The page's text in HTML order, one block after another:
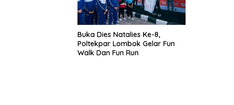
Buka Dies Natalies Ke-8,
Poltekpar Lombok Gelar Fun
Walk Dan Fun Run